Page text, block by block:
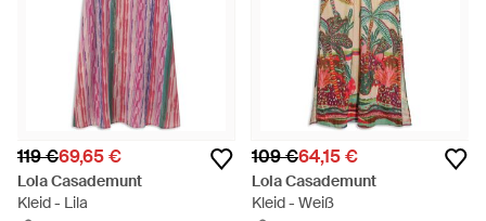
119 €69,65 €
Lola Casademunt
Kleid - Lila
109 €64,15 €
Lola Casademunt
Kleid - Weiß